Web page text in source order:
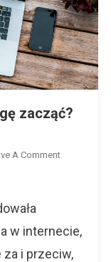
zacząć?
A CommentOn
Jak
Mogę
w internecie,
za i przeciw,